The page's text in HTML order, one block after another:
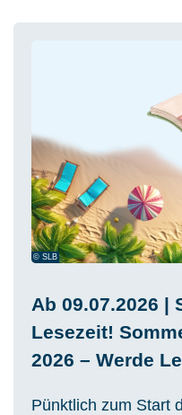
© SLB
Ab 09.07.2026 |
Lesezeit!
2026 – Werde
Pünktlich zum Start